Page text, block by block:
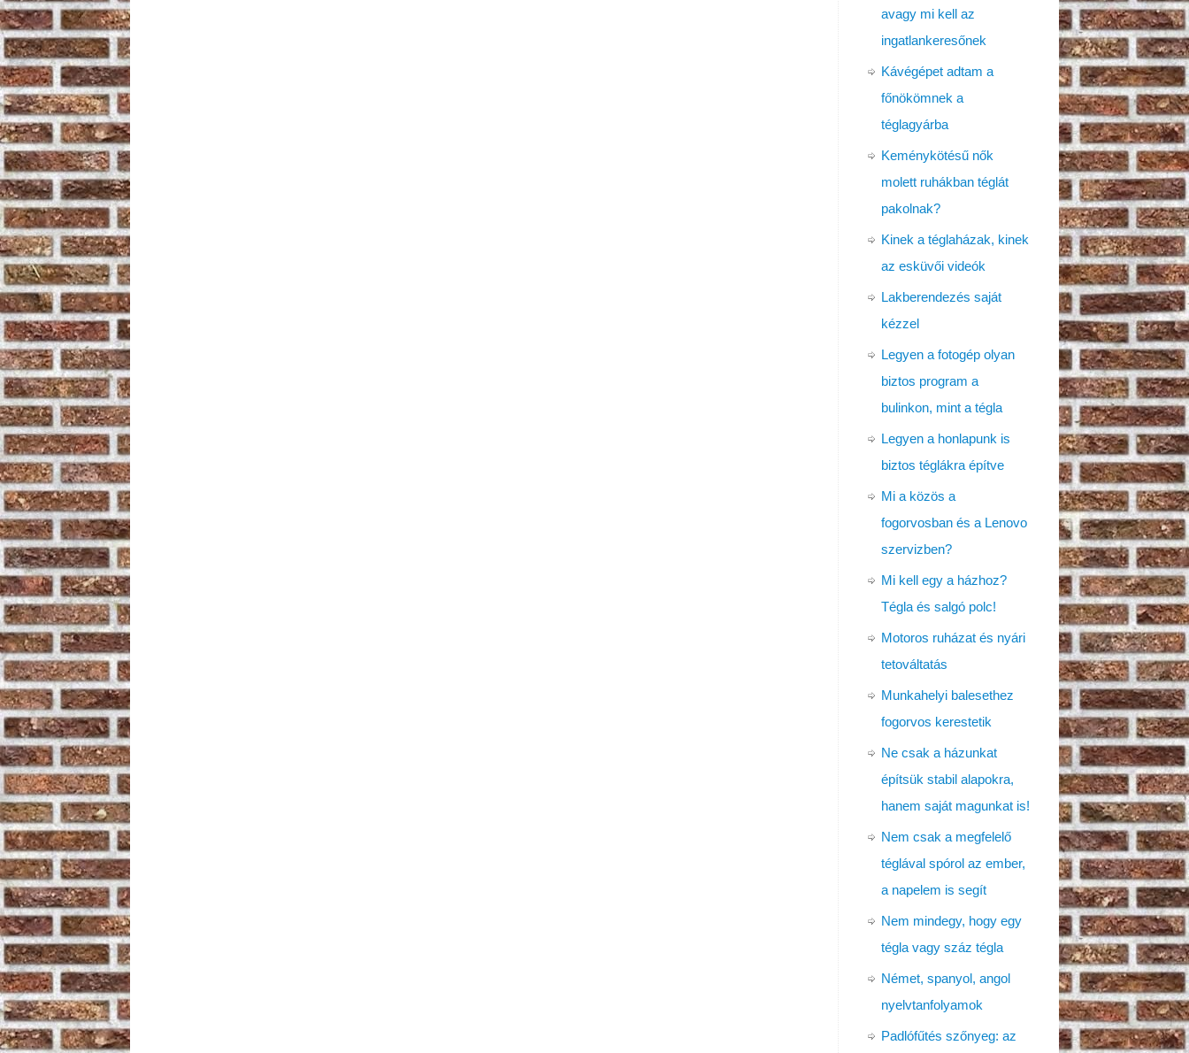
avagy mi kell az
ingatlankeresőnek
Kávégépet adtam a
főnökömnek a
téglagyárba
Keménykötésű nők
molett ruhákban téglát
pakolnak?
Kinek a téglaházak, kinek
az esküvői videók
Lakberendezés saját
kézzel
Legyen a fotogép olyan
biztos program a
bulinkon, mint a tégla
Legyen a honlapunk is
biztos téglákra építve
Mi a közös a
fogorvosban és a Lenovo
szervizben?
Mi kell egy a házhoz?
Tégla és salgó polc!
Motoros ruházat és nyári
tetováltatás
Munkahelyi balesethez
fogorvos kerestetik
Ne csak a házunkat
építsük stabil alapokra,
hanem saját magunkat is!
Nem csak a megfelelő
téglával spórol az ember,
a napelem is segít
Nem mindegy, hogy egy
tégla vagy száz tégla
Német, spanyol, angol
nyelvtanfolyamok
Padlófűtés szőnyeg: az